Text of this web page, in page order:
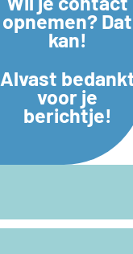
opnemen? Dat
kan!
Alvast
voor je
berichtje!